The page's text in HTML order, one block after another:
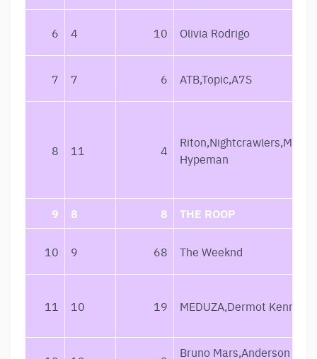
6 4 10 Olivia Rodrigo
7 7 6 ATB,Topic,A7S
8 11 4
Hypeman
9 8 8 THE ROOP
10 9 68 The Weeknd
11 10 19 MEDUZA,Dermot Kennedy
Bruno Mars,Anderson